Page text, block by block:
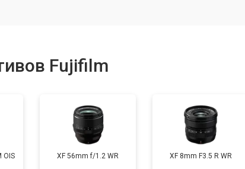
Fujifilm
OIS
XF 56mm f/1.2 WR XF 8mm F3.5 R WR